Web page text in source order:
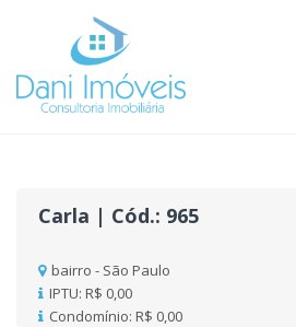
Carla | Cód.: 965
bairro - São Paulo
IPTU: R$ 0,00
Condomínio: R$ 0,00